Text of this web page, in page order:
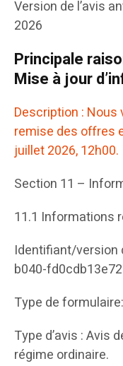
Version de l’avis
2026
Principale
Mise à jour
Description :
remise des offres
juillet 2026, 12h00.
Section 11 –
11.1 Informations
Identifiant/version
b040-
Type de
Type d’avis : Avis
régime ordinaire.